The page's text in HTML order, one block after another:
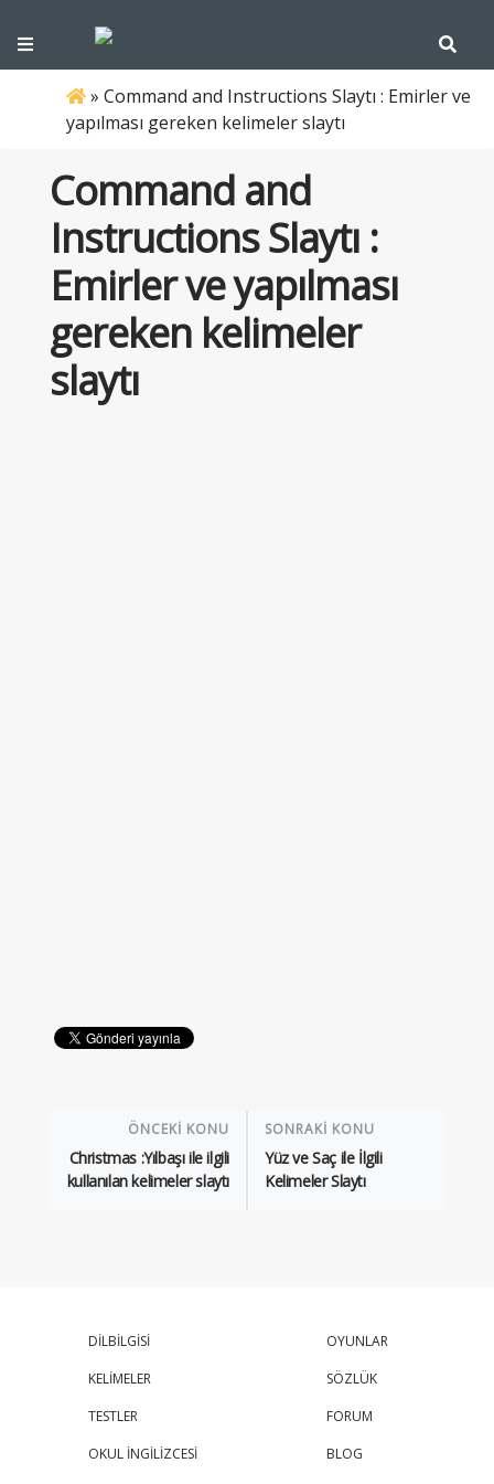
» Command and Instructions Slaytı : Emirler ve
yapılması gereken kelimeler slaytı
Command and
Instructions Slaytı :
Emirler ve yapılması
gereken kelimeler
slaytı
ÖNCEKİ KONU
Christmas :Yılbaşı ile ilgili
kullanılan kelimeler slaytı
SONRAKİ KONU
Yüz ve Saç ile İlgili
Kelimeler Slaytı
DİLBİLGİSİ
KELİMELER
TESTLER
OKUL İNGİLİZCESİ
OYUNLAR
SÖZLÜK
FORUM
BLOG